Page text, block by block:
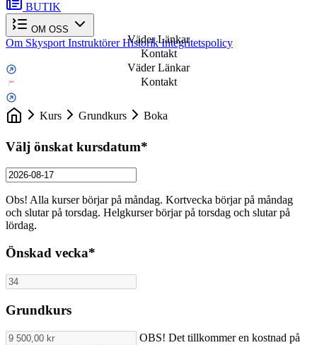
BUTIK
OM OSS
Om Skysport InstruktörerHistorikIntegritetspolicy
Väder Länkar
Kontakt
Väder Länkar
Kontakt
Kurs Grundkurs Boka
Välj önskat kursdatum*
Obs! Alla kurser börjar på måndag. Kortvecka börjar på måndag
och slutar på torsdag. Helgkurser börjar på torsdag och slutar på
lördag.
Önskad vecka*
Grundkurs
OBS! Det tillkommer en kostnad på